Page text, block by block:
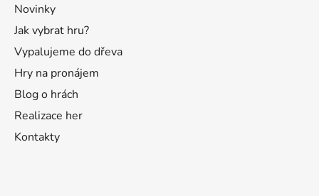
Novinky
Jak vybrat hru?
Vypalujeme do dřeva
Hry na pronájem
Blog o hrách
Realizace her
Kontakty